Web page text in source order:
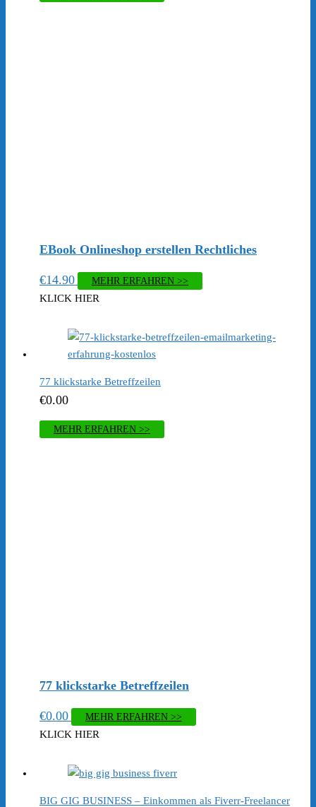
EBook ​Onlineshop erstellen Rechtliches
€14.90 MEHR ERFAHREN >>
KLICK HIER
77 klickstarke Betreffzeilen
€0.00
MEHR ERFAHREN >>
77 klickstarke Betreffzeilen
€0.00 MEHR ERFAHREN >>
KLICK HIER
BIG GIG BUSINESS – Einkommen als Fiverr-Freelancer